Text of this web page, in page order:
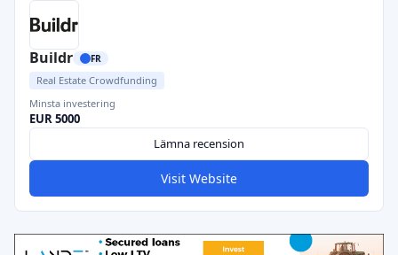
Buildr FR
Real Estate Crowdfunding
Minsta investering
EUR 5000
Lämna recension
Visit Website